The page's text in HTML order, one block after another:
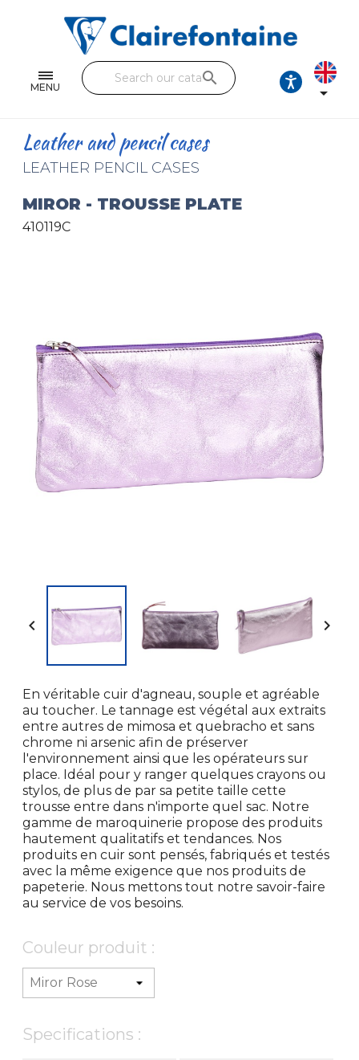
MENU
Single and double sheets
Fine arts
Handicraft
Pencil cases & Leather goods
search

Leather and pencil cases
LEATHER PENCIL CASES
MIROR - TROUSSE PLATE
410119C
 
En véritable cuir d'agneau, souple et agréable
au toucher. Le tannage est végétal aux extraits
entre autres de mimosa et quebracho et sans
chrome ni arsenic afin de préserver
l'environnement ainsi que les opérateurs sur
place. Idéal pour y ranger quelques crayons ou
stylos, de plus de par sa petite taille cette
trousse entre dans n'importe quel sac. Notre
gamme de maroquinerie propose des produits
hautement qualitatifs et tendances. Nos
produits en cuir sont pensés, fabriqués et testés
avec la même exigence que nos produits de
papeterie. Nous mettons tout notre savoir-faire
au service de vos besoins.
Couleur produit :
Specifications :